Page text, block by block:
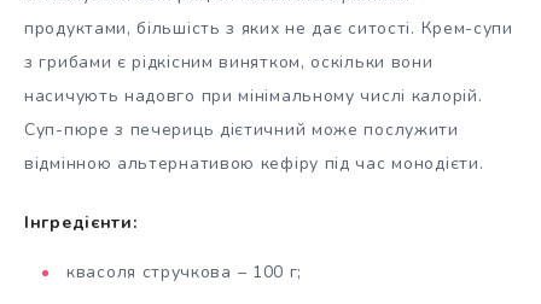
продуктами, більшість з яких не дає ситості. Крем-супи
з грибами є рідкісним винятком, оскільки вони
насичують надовго при мінімальному числі калорій.
Суп-пюре з печериць дієтичний може послужити
відмінною альтернативою кефіру під час монодієти.
Інгредієнти:
квасоля стручкова – 100 г;